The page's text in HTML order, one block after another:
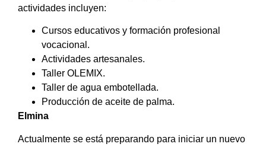
actividades incluyen:
Cursos educativos y formación profesional
vocacional.
Actividades artesanales.
Taller OLEMIX.
Taller de agua embotellada.
Producción de aceite de palma.
Elmina
Actualmente se está preparando para iniciar un nuevo